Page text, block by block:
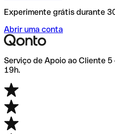
Experimente grátis durante
Abrir uma conta
Serviço de Apoio ao Cliente
19h.